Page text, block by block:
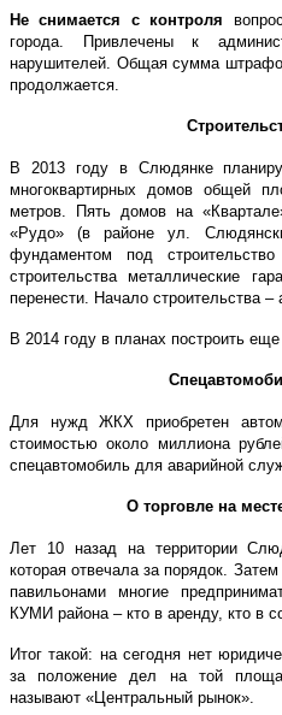
Не снимается с контроля
города. Привлечены к
нарушителей. Общая сумма
продолжается.
В 2013 году в Слюдянке
многоквартирных домов общей
метров. Пять домов на
«Рудо» (в районе ул.
фундаментом под
строительства металлические
перенести. Начало строительства –
В 2014 году в планах построить
Для нужд ЖКХ приобретен
стоимостью около миллиона
спецавтомобиль для аварийной
О торговле на
Лет 10 назад на территории
которая отвечала за порядок.
павильонами многие
КУМИ района – кто в аренду, кто в
Итог такой: на сегодня нет
за положение дел на той
называют «Центральный рынок».